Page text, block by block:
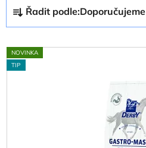
a
z
e
n
Řadit podle:Doporučujeme
V
ý
NOVINKA
TIP